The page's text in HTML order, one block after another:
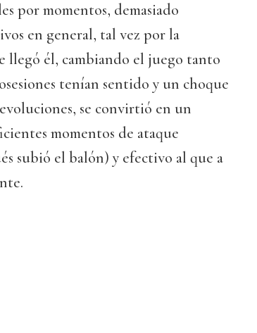
por momentos, demasiado
en general, tal vez por la
llegó él, cambiando el juego tanto
tenían sentido y un choque
se convirtió en un
momentos de ataque
subió el balón) y efectivo al que a